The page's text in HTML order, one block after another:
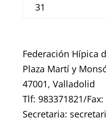
31
Federación Hípica
Plaza Martí y
47001, Valladolid
Tlf: 983371821/
Secretaria: